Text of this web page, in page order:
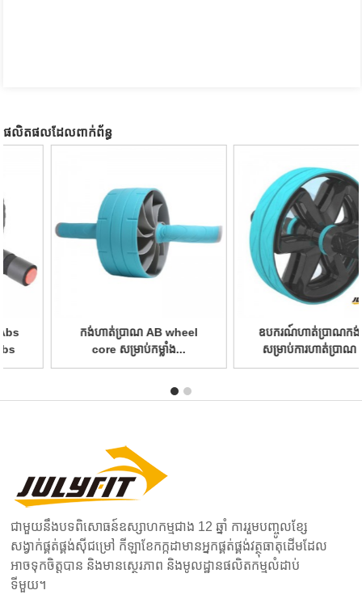
ផលិតផលដែលពាក់ព័ន្ធ
ឧបករណ៍ហាត់ប្រាណកង់ Abs
សម្រាប់ការហាត់ប្រាណ Abs
កង់ហាត់ប្រាណប្រកបដោយវិជ្ជា
ជីវៈ ជាមួយ...
ជាមួយនឹងបទពិសោធន៍ឧស្សាហកម្មជាង 12 ឆ្នាំ ការរួមបញ្ចូលខ្សែ
សង្វាក់ផ្គត់ផ្គង់ស៊ីជម្រៅ កីឡាខែកក្កដាមានអ្នកផ្គត់ផ្គង់វត្ថុធាតុដើមដែល
អាចទុកចិត្តបាន និងមានស្ថេរភាព និងមូលដ្ឋានផលិតកម្មលំដាប់
ទីមួយ។